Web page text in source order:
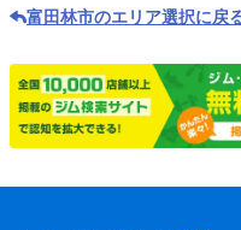
富田林市のエリア選択に戻